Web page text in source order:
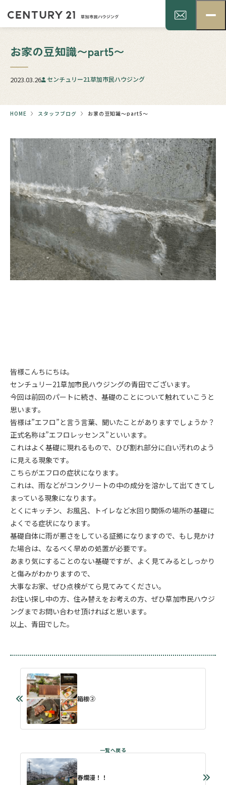
お家の豆知識〜part5〜
2023.03.26 センチュリー21草加市民ハウジング
HOME スタッフブログ お家の豆知識〜part5〜
皆様こんちにちは。
センチュリー21草加市民ハウジングの青田でございます。
今回は前回のパートに続き、基礎のことについて触れていこうと
思います。
皆様は”エフロ”と言う言葉、聞いたことがありますでしょうか？
正式名称は”エフロレッセンス”といいます。
これはよく基礎に現れるもので、ひび割れ部分に白い汚れのよう
に見える現象です。
こちらがエフロの症状になります。
これは、雨などがコンクリートの中の成分を溶かして出てきてし
まっている現象になります。
とくにキッチン、お風呂、トイレなど水回り関係の場所の基礎に
よくでる症状になります。
基礎自体に雨が悪さをしている証拠になりますので、もし見かけ
た場合は、なるべく早めの処置が必要です。
あまり気にすることのない基礎ですが、よく見てみるとしっかり
と傷みがわかりますので、
大事なお家、ぜひ点検がてら見てみてください。
お住い探し中の方、住み替えをお考えの方、ぜひ草加市民ハウジ
ングまでお問い合わせ頂ければと思います。
以上、青田でした。
箱根②
春爛漫！！